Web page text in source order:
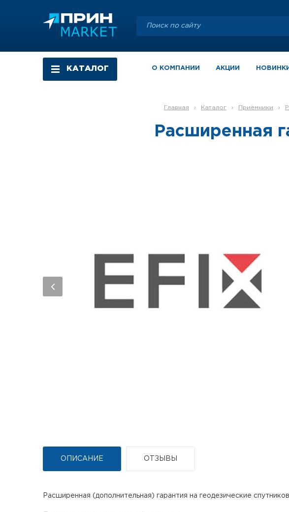
КАТАЛОГ О КОМПАНИИ АКЦИИ НОВИНКИ
Главная › Каталог › Приёмники ›
Расширенная
ОПИСАНИЕ ОТЗЫВЫ
Расширенная (дополнительная) гарантия на геодезические